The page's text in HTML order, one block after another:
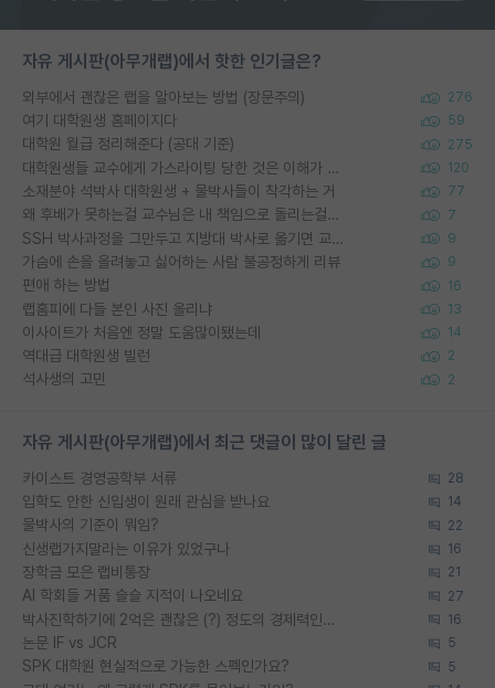
자유 게시판(아무개랩)에서 핫한 인기글은?
외부에서 괜찮은 랩을 알아보는 방법 (장문주의) 276
여기 대학원생 홈페이지다 59
대학원 월급 정리해준다 (공대 기준) 275
대학원생들 교수에게 가스라이팅 당한 것은 이해가 갑니다. 안타깝네요. 120
소재분야 석박사 대학원생 + 물박사들이 착각하는 거 77
왜 후배가 못하는걸 교수님은 내 책임으로 돌리는걸까요? 7
SSH 박사과정을 그만두고 지방대 박사로 옮기면 교수의 꿈은 끝일까요? 9
가슴에 손을 올려놓고 싫어하는 사람 불공정하게 리뷰 9
편애 하는 방법 16
랩홈피에 다들 본인 사진 올리냐 13
이사이트가 처음엔 정말 도움많이됐는데 14
역대급 대학원생 빌런 2
석사생의 고민 2
자유 게시판(아무개랩)에서 최근 댓글이 많이 달린 글
카이스트 경영공학부 서류 28
입학도 안한 신입생이 원래 관심을 받나요 14
물박사의 기준이 뭐임? 22
신생랩가지말라는 이유가 있었구나 16
장학금 모은 랩비통장 21
AI 학회들 거품 슬슬 지적이 나오네요 27
박사진학하기에 2억은 괜찮은 (?) 정도의 경제력인가요 16
논문 IF vs JCR 5
SPK 대학원 현실적으로 가능한 스펙인가요? 5